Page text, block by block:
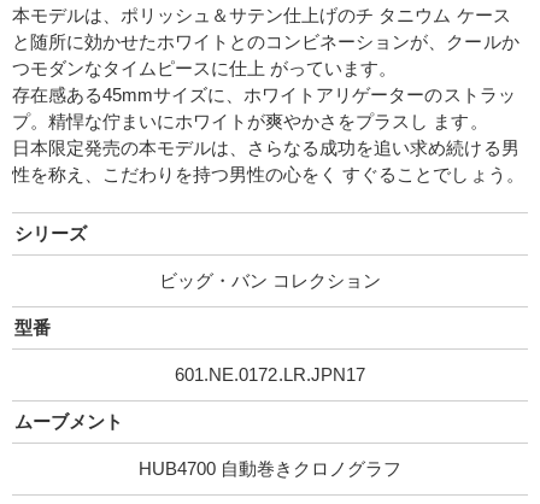
本モデルは、ポリッシュ＆サテン仕上げのチ タニウム ケース
と随所に効かせたホワイトとのコンビネーションが、クールか
つモダンなタイムピースに仕上 がっています。
存在感ある45mmサイズに、ホワイトアリゲーターのストラッ
プ。精悍な佇まいにホワイトが爽やかさをプラスし ます。
日本限定発売の本モデルは、さらなる成功を追い求め続ける男
性を称え、こだわりを持つ男性の心をく すぐることでしょう。
シリーズ
ビッグ・バン コレクション
型番
601.NE.0172.LR.JPN17
ムーブメント
HUB4700 自動巻きクロノグラフ